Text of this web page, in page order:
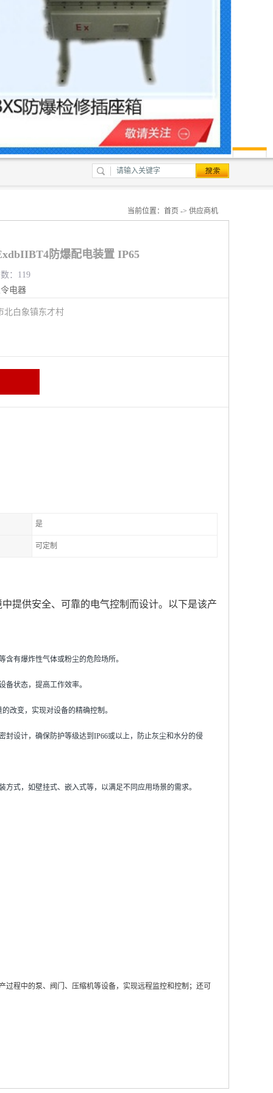
当前位置： 首页 -> 供应商机
防爆配电装置 IP65
：119
电器
北白象镇东才村
是
可定制
提供安全、可靠的电气控制而设计。以下是该产
有爆炸性气体或粉尘的危险场所。
状态，提高工作效率。
改变，实现对设备的精确控制。
设计，确保防护等级达到IP66或以上，防止灰尘和水分的侵
式，如壁挂式、嵌入式等，以满足不同应用场景的需求。
程中的泵、阀门、压缩机等设备，实现远程监控和控制；还可